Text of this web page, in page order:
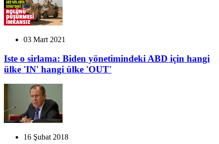
03 Mart 2021
Iste o sirlama: Biden yönetimindeki ABD için hangi
ülke 'IN' hangi ülke 'OUT'
16 Şubat 2018